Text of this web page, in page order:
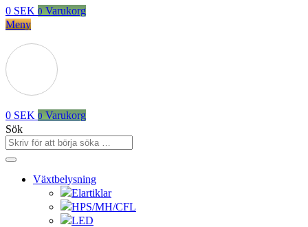
0 SEK 0 Varukorg
Meny
0 SEK 0 Varukorg
Sök
Växtbelysning
Elartiklar
HPS/MH/CFL
LED